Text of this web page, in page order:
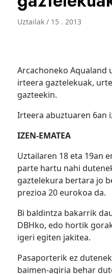
Uztailak / 15 . 2013
Arcachoneko Aqualand
irteera gaztelekuak,
gazteekin.
Irteera abuztuaren 6an
IZEN-EMATEA
Uztailaren 18 eta 19an
parte hartu nahi
gaztelekura bertara jo
prezioa 20 eurokoa da.
Bi baldintza bakarrik
DBHko, edo hortik
igeri egiten jakitea.
Pasaporterik ez
baimen-agiria behar